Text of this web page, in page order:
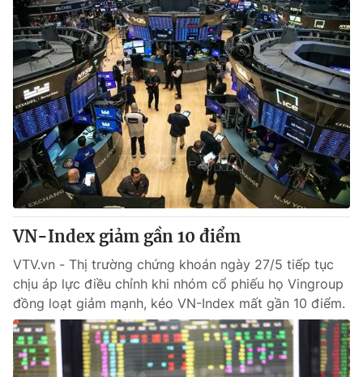
VN-Index giảm gần 10 điểm
VTV.vn - Thị trường chứng khoán ngày 27/5 tiếp tục
chịu áp lực điều chỉnh khi nhóm cổ phiếu họ Vingroup
đồng loạt giảm mạnh, kéo VN-Index mất gần 10 điểm.